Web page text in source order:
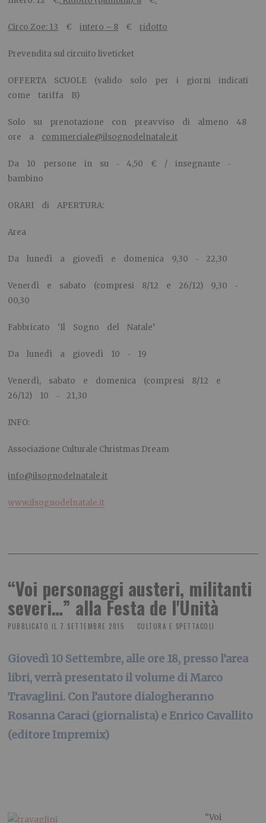
Circo Zoe: 13 €intero – 8 €ridotto
Prevendita sul circuito liveticket​
OFFERTA SCUOLE (valido solo per i giorni indicati
come tariffa B)
Solo su prenotazione con preavviso di almeno 48
ore a commerciale@ilsognodelnatale.it
Da 10 persone in su ‐ 4,50 € / insegnante ‐
bambino
ORARI di APERTURA:
Area
Da lunedì a giovedì e domenica 9,30 ‐ 22,30
Venerdì e sabato (compresi 8/12 e 26/12) 9,30 ‐
00,30
Fabbricato ‘Il Sogno del Natale’
Da lunedì a giovedì 10 ‐ 19
Venerdì, sabato e domenica (compresi 8/12 e
26/12) 10 ‐ 21,30
INFO:
Associazione Culturale Christmas Dream
info@ilsognodelnatale.it
www.ilsognodelnatale.it
“Voi personaggi austeri, militanti
severi…” alla Festa de l'Unità
PUBBLICATO IL 7 SETTEMBRE 2015 CULTURA E SPETTACOLI
Giovedì 10 Settembre, alle ore 18, presso l’area
libri, verrà presentato il volume di Marco
Travaglini. Con l’autore dialogheranno
Rosanna Caraci (giornalista) e Enrico Cavallito
(editore Impremix)
“Voi